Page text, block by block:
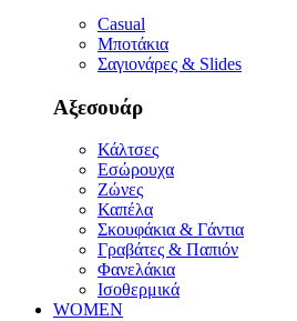
Casual
Μποτάκια
Σαγιονάρες & Slides
Αξεσουάρ
Κάλτσες
Εσώρουχα
Ζώνες
Καπέλα
Σκουφάκια & Γάντια
Γραβάτες & Παπιόν
Φανελάκια
Ισοθερμικά
WOMEN